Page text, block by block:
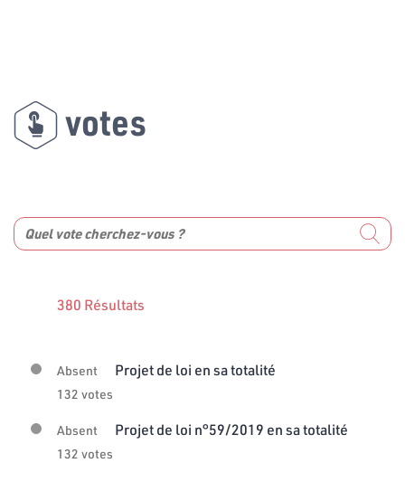
votes
380 Résultats
Absent Projet de loi en sa totalité
132 votes
Absent Projet de loi n°59/2019 en sa totalité
132 votes